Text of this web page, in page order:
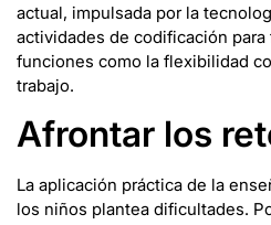
actual, impulsada por la
actividades de codificación
funciones como la flexibilidad
trabajo.
Afrontar los
La aplicación práctica de la
los niños plantea dificultades.